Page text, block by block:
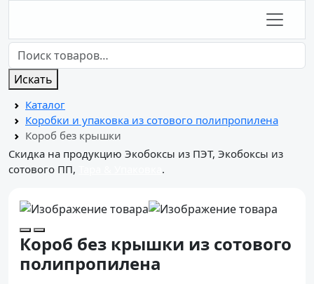
Искать
Каталог
Коробки и упаковка из сотового полипропилена
Короб без крышки
Скидка на продукцию Экобоксы из ПЭТ, Экобоксы из
сотового ПП,
.
Короб без крышки из сотового
полипропилена